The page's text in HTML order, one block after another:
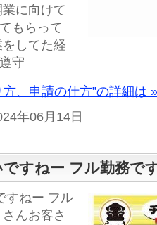
に向けて
もらって
してた経
守
、申請の仕方”の詳細は »
年06月14日
すねー フル勤務で
すねー フル
んお客さ